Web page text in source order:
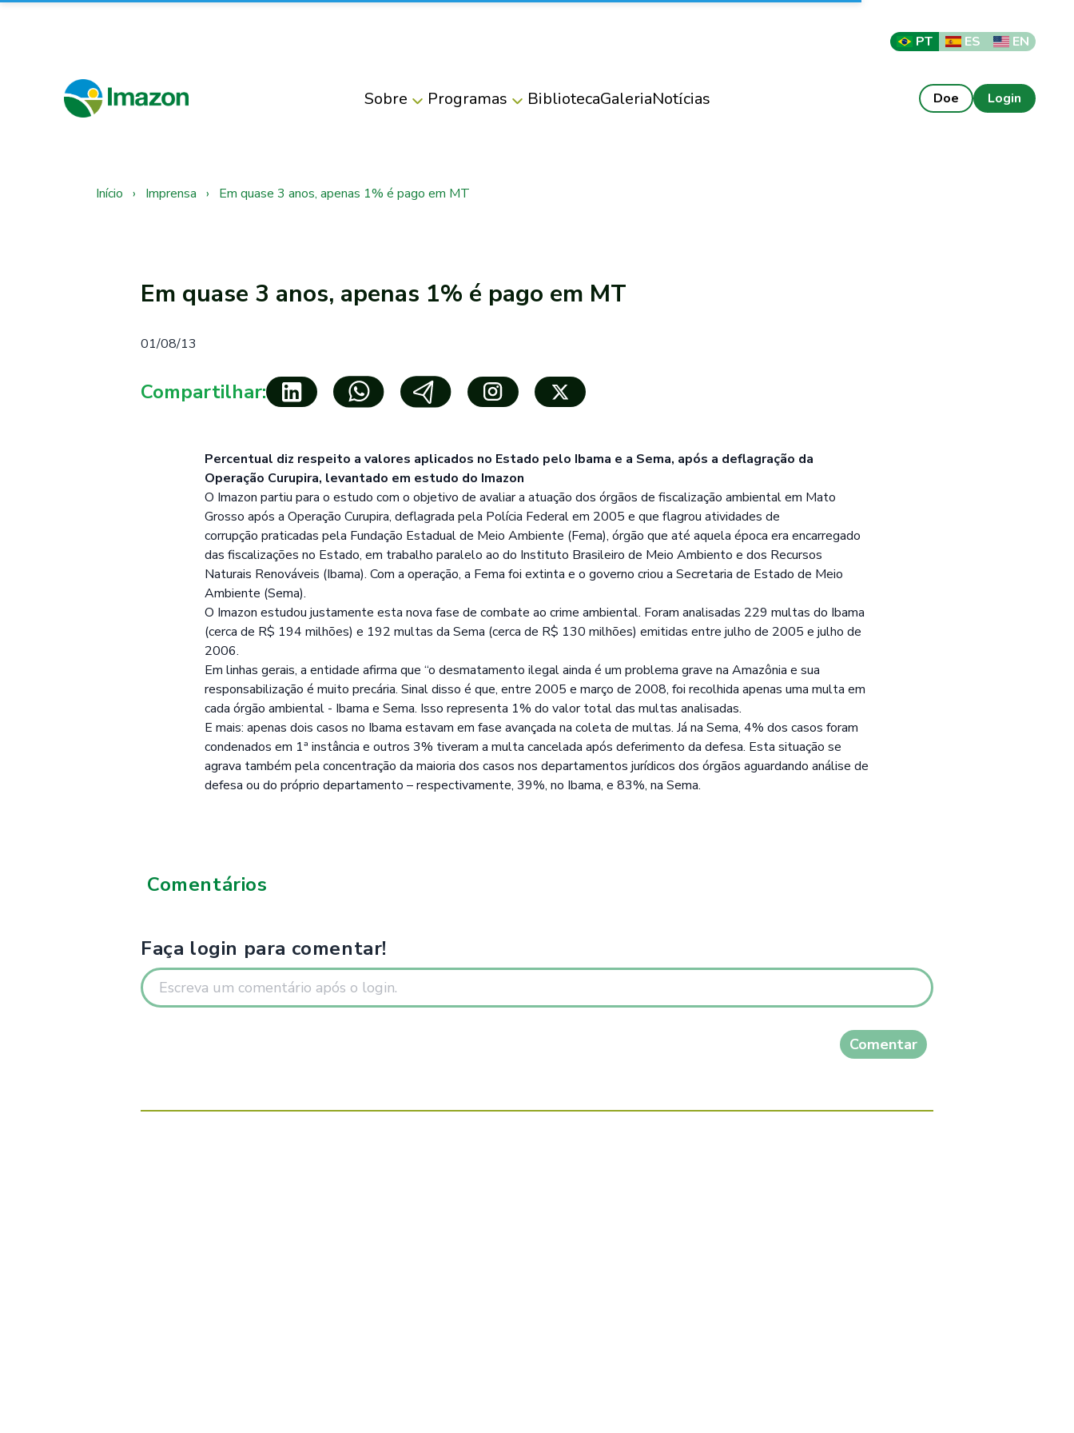
PT ES EN
Sobre Programas BibliotecaGaleriaNotícias Doe Login
Início › Imprensa › Em quase 3 anos, apenas 1% é pago em MT
Em quase 3 anos, apenas 1% é pago em MT
01/08/13
Compartilhar:
Percentual diz respeito a valores aplicados no Estado pelo Ibama e a Sema, após a deflagração da
Operação Curupira, levantado em estudo do Imazon
O Imazon partiu para o estudo com o objetivo de avaliar a atuação dos órgãos de fiscalização ambiental em Mato
Grosso após a Operação Curupira, deflagrada pela Polícia Federal em 2005 e que flagrou atividades de
corrupção praticadas pela Fundação Estadual de Meio Ambiente (Fema), órgão que até aquela época era encarregado
das fiscalizações no Estado, em trabalho paralelo ao do Instituto Brasileiro de Meio Ambiento e dos Recursos
Naturais Renováveis (Ibama). Com a operação, a Fema foi extinta e o governo criou a Secretaria de Estado de Meio
Ambiente (Sema).
O Imazon estudou justamente esta nova fase de combate ao crime ambiental. Foram analisadas 229 multas do Ibama
(cerca de R$ 194 milhões) e 192 multas da Sema (cerca de R$ 130 milhões) emitidas entre julho de 2005 e julho de
2006.
Em linhas gerais, a entidade afirma que “o desmatamento ilegal ainda é um problema grave na Amazônia e sua
responsabilização é muito precária. Sinal disso é que, entre 2005 e março de 2008, foi recolhida apenas uma multa em
cada órgão ambiental - Ibama e Sema. Isso representa 1% do valor total das multas analisadas.
E mais: apenas dois casos no Ibama estavam em fase avançada na coleta de multas. Já na Sema, 4% dos casos foram
condenados em 1ª instância e outros 3% tiveram a multa cancelada após deferimento da defesa. Esta situação se
agrava também pela concentração da maioria dos casos nos departamentos jurídicos dos órgãos aguardando análise de
defesa ou do próprio departamento – respectivamente, 39%, no Ibama, e 83%, na Sema.
Comentários
Faça login para comentar!
Comentar